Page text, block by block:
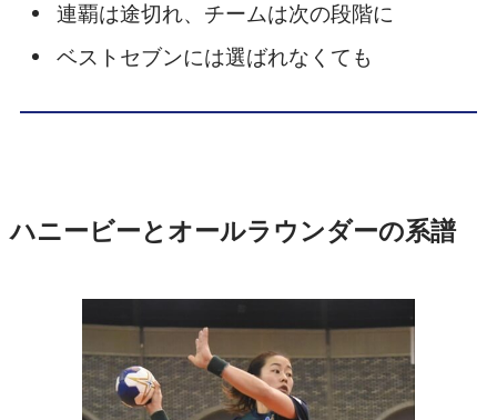
連覇は途切れ、チームは次の段階に
ベストセブンには選ばれなくても
ハニービーとオールラウンダーの系譜